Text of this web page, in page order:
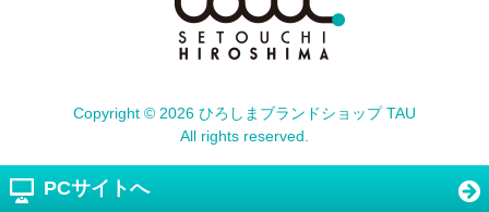
Copyright © 2026 ひろしまブランドショップ TAU
All rights reserved.
PCサイトへ